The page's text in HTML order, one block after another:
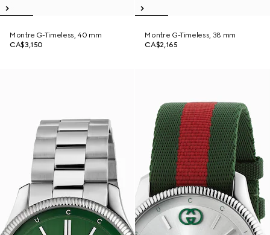
Montre G-Timeless, 40 mm
CA$3,150
Montre G-Timeless, 38 mm
CA$2,165